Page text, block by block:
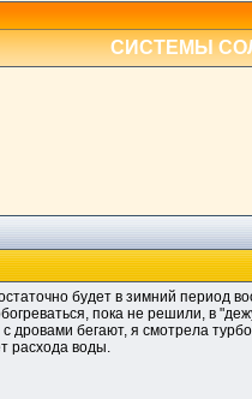
СИСТЕМЫ
будет в зимний период
пока не решили, в
дровами бегают, я смотрела
расхода воды.